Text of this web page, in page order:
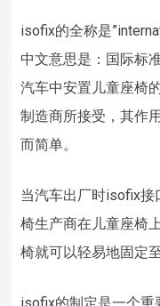
isofix的全称是
中文意思是：国际标
汽车中安置儿童座椅
制造商所接受，其作
而简单。
当汽车出厂时isofix接
椅生产商在儿童座椅
椅就可以轻易地固定